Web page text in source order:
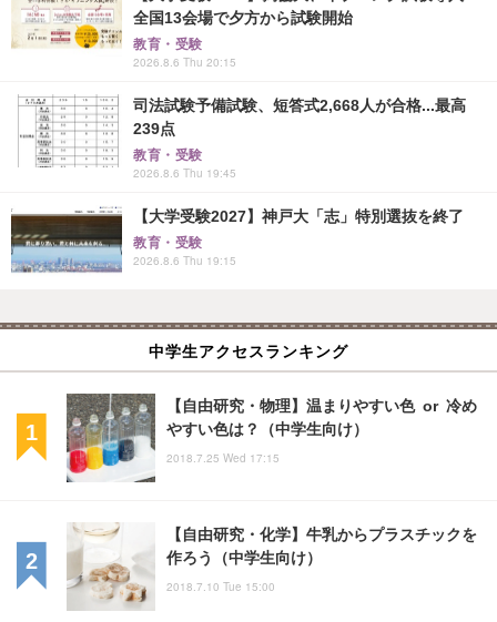
全国13会場で夕方から試験開始
教育・受験
2026.8.6 Thu 20:15
司法試験予備試験、短答式2,668人が合格...最高
239点
教育・受験
2026.8.6 Thu 19:45
【大学受験2027】神戸大「志」特別選抜を終了
教育・受験
2026.8.6 Thu 19:15
中学生アクセスランキング
【自由研究・物理】温まりやすい色 or 冷め
やすい色は？（中学生向け）
2018.7.25 Wed 17:15
【自由研究・化学】牛乳からプラスチックを
作ろう（中学生向け）
2018.7.10 Tue 15:00